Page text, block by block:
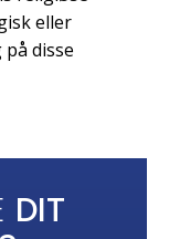
eller
disse
DIT